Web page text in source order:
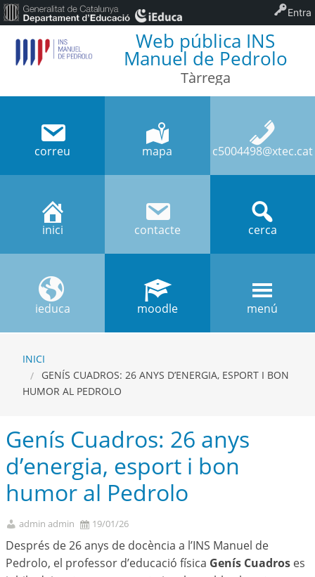
Web pública INS
Manuel de Pedrolo
Tàrrega
correu mapa c5004498@xtec.cat
inici contacte cerca
ieduca moodle menú
INICI
GENÍS CUADROS: 26 ANYS D’ENERGIA, ESPORT I BON
HUMOR AL PEDROLO
Genís Cuadros: 26 anys
d’energia, esport i bon
humor al Pedrolo
admin admin 19/01/26
Després de 26 anys de docència a l’INS Manuel de
Pedrolo, el professor d’educació física Genís Cuadros es
Entra